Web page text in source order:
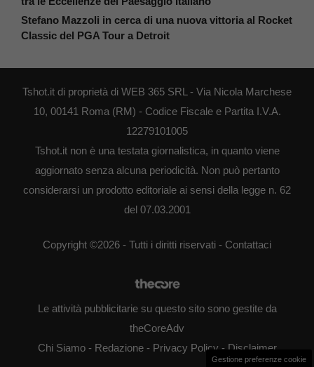
Stefano Mazzoli in cerca di una nuova vittoria al Rocket
Classic del PGA Tour a Detroit
Tshot.it di proprietà di WEB 365 SRL - Via Nicola Marchese
10, 00141 Roma (RM) - Codice Fiscale e Partita I.V.A.
12279101005
Tshot.it non è una testata giornalistica, in quanto viene
aggiornato senza alcuna periodicità. Non può pertanto
considerarsi un prodotto editoriale ai sensi della legge n. 62
del 07.03.2001
Copyright ©2026 - Tutti i diritti riservati - Contattaci
Le attività pubblicitarie su questo sito sono gestite da
theCoreAdv
Chi Siamo- Redazione- Privacy Policy- Disclaimer
Gestione preferenze cookie